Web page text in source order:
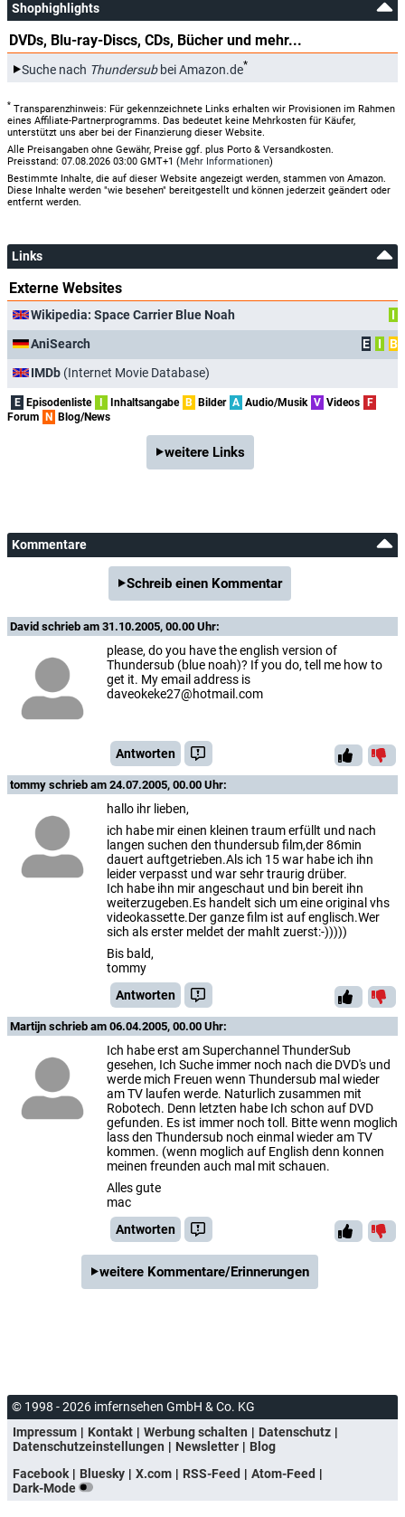
Shophighlights
DVDs, Blu-ray-Discs, CDs, Bücher und mehr...
Suche nach Thundersubbei Amazon.de*
* Transparenzhinweis: Für gekennzeichnete Links erhalten wir Provisionen im Rahmen
eines Affiliate-Partnerprogramms. Das bedeutet keine Mehrkosten für Käufer,
unterstützt uns aber bei der Finanzierung dieser Website.
Alle Preisangaben ohne Gewähr, Preise ggf. plus Porto & Versandkosten.
Preisstand: 07.08.2026 03:00 GMT+1 (Mehr Informationen)
Bestimmte Inhalte, die auf dieser Website angezeigt werden, stammen von Amazon.
Diese Inhalte werden "wie besehen" bereitgestellt und können jederzeit geändert oder
entfernt werden.
Links
Externe Websites
Wikipedia: Space Carrier Blue Noah
I
AniSearch
E I
B
IMDb (Internet Movie Database)
E Episodenliste I Inhaltsangabe B Bilder A Audio/Musik V Videos F
Forum N Blog/News
weitere Links
Kommentare
Schreib einen Kommentar
David schrieb am 31.10.2005, 00.00 Uhr:
please, do you have the english version of
Thundersub (blue noah)? If you do, tell me how to
get it. My email address is
daveokeke27@hotmail.com
Antworten
tommy schrieb am 24.07.2005, 00.00 Uhr:
hallo ihr lieben,
ich habe mir einen kleinen traum erfüllt und nach
langen suchen den thundersub film,der 86min
dauert auftgetrieben.Als ich 15 war habe ich ihn
leider verpasst und war sehr traurig drüber.
Ich habe ihn mir angeschaut und bin bereit ihn
weiterzugeben.Es handelt sich um eine original vhs
videokassette.Der ganze film ist auf englisch.Wer
sich als erster meldet der mahlt zuerst:-)))))
Bis bald,
tommy
Antworten
Martijn schrieb am 06.04.2005, 00.00 Uhr:
Ich habe erst am Superchannel ThunderSub
gesehen, Ich Suche immer noch nach die DVD's und
werde mich Freuen wenn Thundersub mal wieder
am TV laufen werde. Naturlich zusammen mit
Robotech. Denn letzten habe Ich schon auf DVD
gefunden. Es ist immer noch toll. Bitte wenn moglich
lass den Thundersub noch einmal wieder am TV
kommen. (wenn moglich auf English denn konnen
meinen freunden auch mal mit schauen.
Alles gute
mac
Antworten
weitere Kommentare/Erinnerungen
© 1998 - 2026 imfernsehen GmbH & Co. KG
Impressum
Kontakt Werbung schalten
Datenschutz
Datenschutzeinstellungen
Newsletter
Blog
Facebook
Bluesky X.com RSS-Feed
Atom-Feed
Dark-Mode